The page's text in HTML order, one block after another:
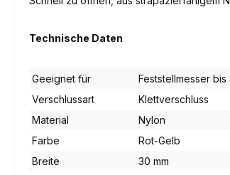
Technische Daten
Geeignet für
Feststellmesser bis
Verschlussart
Klettverschluss
Material
Nylon
Farbe
Rot-Gelb
Breite
30 mm